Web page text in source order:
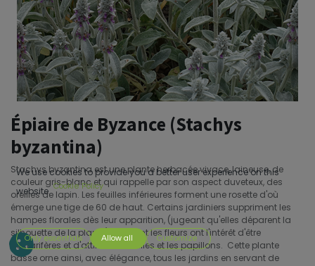
Épiaire de Byzance (Stachys
byzantina)
Stachys byzantina est une plante herbacée vivace, laineuse, de
couleur gris-blanc et qui rappelle par son aspect duveteux, des
oreilles de lapin. Les feuilles inférieures forment une rosette d'où
émerge une tige de 60 de haut. Certains jardiniers suppriment les
hampes florales dès leur apparition, (jugeant qu'elles déparent la
silhouette de la plante) pourtant les fleurs ont l'intérêt d'être
nectarifères et d'attirer les abeilles et les papillons. Cette plante
basse orne ainsi, avec élégance, tous les jardins en servant de
We use cookies to provide you a better user experience on this
website. Cookie Policy
Only essentials Allow all Customize